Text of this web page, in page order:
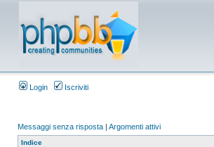
Login Iscriviti
Messaggi senza risposta | Argomenti attivi
Indice